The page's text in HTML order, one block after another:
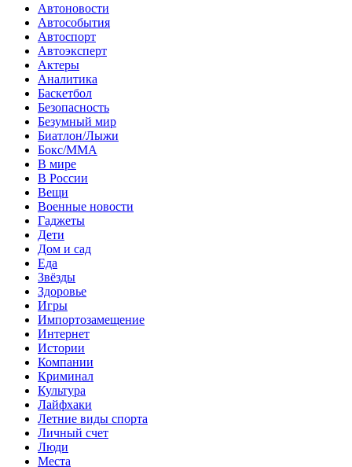
Автоновости
Автособытия
Автоспорт
Автоэксперт
Актеры
Аналитика
Баскетбол
Безопасность
Безумный мир
Биатлон/Лыжи
Бокс/MMA
В мире
В России
Вещи
Военные новости
Гаджеты
Дети
Дом и сад
Еда
Звёзды
Здоровье
Игры
Импортозамещение
Интернет
Истории
Компании
Криминал
Культура
Лайфхаки
Летние виды спорта
Личный счет
Люди
Места